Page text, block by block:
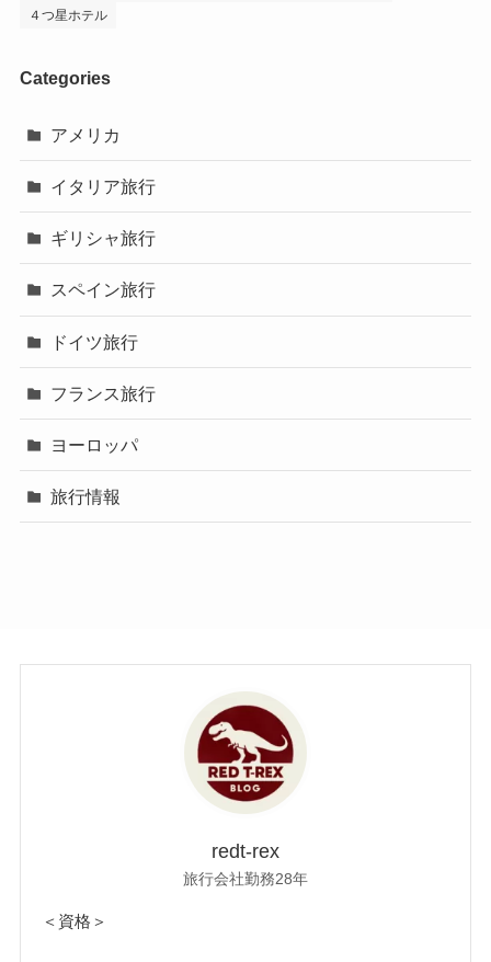
４つ星ホテル
Categories
アメリカ
イタリア旅行
ギリシャ旅行
スペイン旅行
ドイツ旅行
フランス旅行
ヨーロッパ
旅行情報
redt-rex
旅行会社勤務28年
＜資格＞